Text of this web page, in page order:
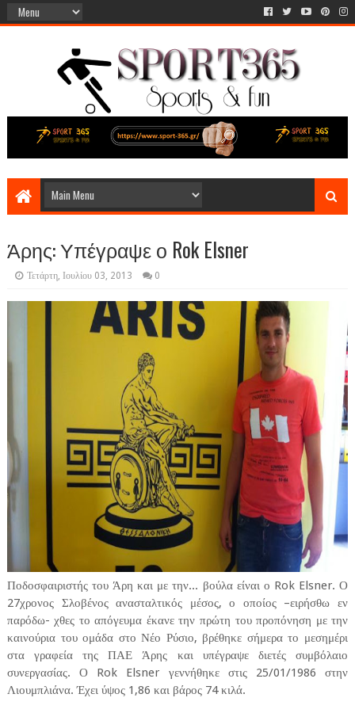
Άρης: Υπέγραψε ο Rok Elsner
Τετάρτη, Ιουλίου 03, 2013 0
Ποδοσφαιριστής του Άρη και με την... βούλα είναι ο Rok Elsner. Ο
27χρονος Σλοβένος ανασταλτικός μέσος, ο οποίος –ειρήσθω εν
παρόδω- χθες το απόγευμα έκανε την πρώτη του προπόνηση με την
καινούρια του ομάδα στο Νέο Ρύσιο, βρέθηκε σήμερα το μεσημέρι
στα γραφεία της ΠΑΕ Άρης και υπέγραψε διετές συμβόλαιο
συνεργασίας. Ο Rok Elsner γεννήθηκε στις 25/01/1986 στην
Λιουμπλιάνα. Έχει ύψος 1,86 και βάρος 74 κιλά.